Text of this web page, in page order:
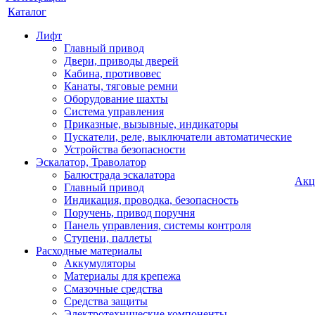
Каталог
Лифт
Главный привод
Двери, приводы дверей
Кабина, противовес
Канаты, тяговые ремни
Оборудование шахты
Система управления
Приказные, вызывные, индикаторы
Пускатели, реле, выключатели автоматические
Устройства безопасности
Эскалатор, Траволатор
Балюстрада эскалатора
Главный привод
Индикация, проводка, безопасность
Поручень, привод поручня
Панель управления, системы контроля
Ступени, паллеты
Расходные материалы
Аккумуляторы
Материалы для крепежа
Смазочные средства
Средства защиты